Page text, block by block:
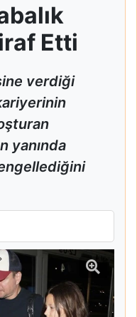
Etti
verdiği
yanında
İtiraf Etti